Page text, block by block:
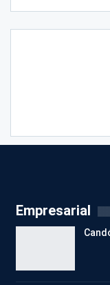
Empresarial